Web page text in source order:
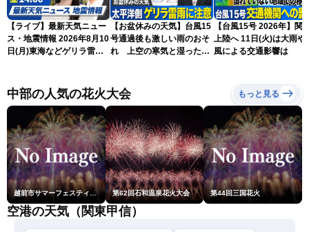
【ライブ】最新天気ニュー
ス・地震情報 2026年8月10
日(月)東海などゲリラ雷雨
ースLiVEアフタヌーン・戸
北美月／宇野沢達也〉
【お盆休みの天気】台風15
号通過後も激しい雨のおそ
れ 上空の寒気と湿った空
【台風15号 2026年】関
上陸へ 11日(火)は大雨や
風による交通影響は
中部の人気の花火大会 もっと見る
越前市サマーフェスティバル花火大会 第62回石和温泉花火大会 第44回三国花火
空港の天気（関東甲信）